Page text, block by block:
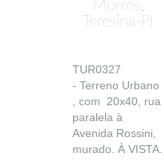
Morros,
Teresina-PI
TUR0327
- Terreno Urbano
, com 20x40, rua
paralela à
Avenida Rossini,
murado. À VISTA.